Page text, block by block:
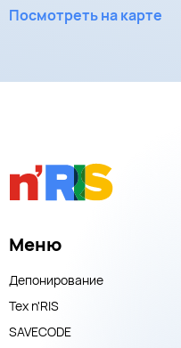
Посмотреть на карте
Меню
Депонирование
Тех n'RIS
SAVECODE